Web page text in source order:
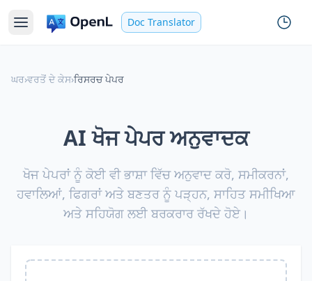
Doc Translator
ਘਰ›ਵਰਤੋਂ ਦੇ ਕੇਸ›ਰਿਸਰਚ ਪੇਪਰ
AI ਖੋਜ ਪੇਪਰ ਅਨੁਵਾਦਕ
ਖੋਜ ਪੇਪਰਾਂ ਨੂੰ ਕੋਈ ਵੀ ਭਾਸ਼ਾ ਵਿੱਚ ਅਨੁਵਾਦ ਕਰੋ, ਸਮੀਕਰਨਾਂ,
ਹਵਾਲਿਆਂ, ਫਿਗਰਾਂ ਅਤੇ ਬਣਤਰ ਨੂੰ ਪੜ੍ਹਨ, ਸਾਹਿਤ ਸਮੀਖਿਆ
ਅਤੇ ਸਹਿਯੋਗ ਲਈ ਬਰਕਰਾਰ ਰੱਖਦੇ ਹੋਏ।